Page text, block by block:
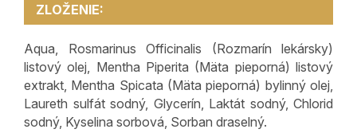
ZLOŽENIE:
Aqua, Rosmarinus Officinalis (Rozmarín lekársky)
listový olej, Mentha Piperita (Mäta pieporná) listový
extrakt, Mentha Spicata (Mäta pieporná) bylinný olej,
Laureth sulfát sodný, Glycerín, Laktát sodný, Chlorid
sodný, Kyselina sorbová, Sorban draselný.